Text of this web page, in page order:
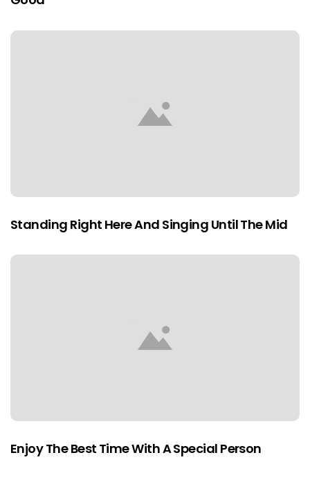
Standing Right Here And Singing Until The Mid
Enjoy The Best Time With A Special Person